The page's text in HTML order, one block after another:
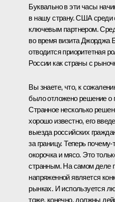
Буквально в эти часы
в нашу страну. США среди
ключевым партнером.
во время визита Джорджа
отводится приоритетная
России как страны с
Вы знаете, что, к
было отложено решение о
Странное несколько
хорошо известно, его
выезда российских
за границу. Теперь
окорочка и мясо. Это
странным. На самом деле
напряженной является
рынках. И используется
тоже, конечно, должны